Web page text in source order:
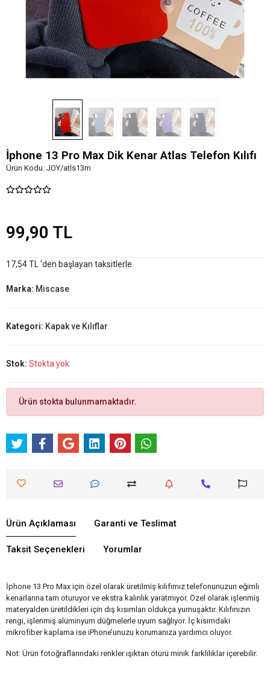
İphone 13 Pro Max Dik Kenar Atlas Telefon Kılıfı
Ürün Kodu: JOY/atls13m
99,90 TL
17,54 TL 'den başlayan taksitlerle
Marka: Miscase
Kategori: Kapak ve Kılıflar
Stok: Stokta yok
Ürün stokta bulunmamaktadır.
Ürün Açıklaması Garanti ve Teslimat
Taksit Seçenekleri Yorumlar
İphone 13 Pro Max için özel olarak üretilmiş kılıfımız telefonunuzun eğimli
kenarlarına tam oturuyor ve ekstra kalınlık yaratmıyor. Özel olarak işlenmiş
materyalden üretildikleri için dış kısımları oldukça yumuşaktır. Kılıfınızın
rengi, işlenmiş alüminyum düğmelerle uyum sağlıyor. İç kısımdaki
mikrofiber kaplama ise iPhone’unuzu korumanıza yardımcı oluyor.
Not: Ürün fotoğraflarındaki renkler ışıktan ötürü minik farklılıklar içerebilir.